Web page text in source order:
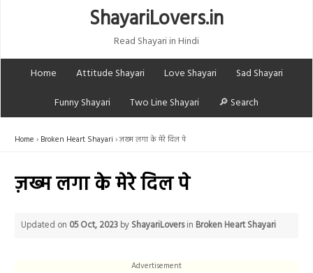
ShayariLovers.in
Read Shayari in Hindi
Home
Attitude Shayari Love Shayari
Sad Shayari
Funny Shayari
Two Line Shayari 🔎 Search
Home Broken Heart Shayari ज़ख्म लगा के मेरे दिल पे
ज़ख्म लगा के मेरे दिल पे
Updated on 05 Oct, 2023 by ShayariLoversin Broken Heart Shayari
Advertisement